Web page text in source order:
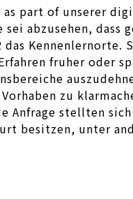
as part of unserer
abzusehen, dass
Kennenlernorte.
fruher oder
zu
Anfrage stellten
besitzen, unter